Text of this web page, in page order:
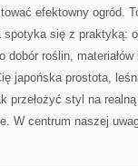
efektowny ogród.
spotyka się z praktyką:
dobór roślin, materiałów
japońska prostota,
przełożyć styl na
W centrum naszej